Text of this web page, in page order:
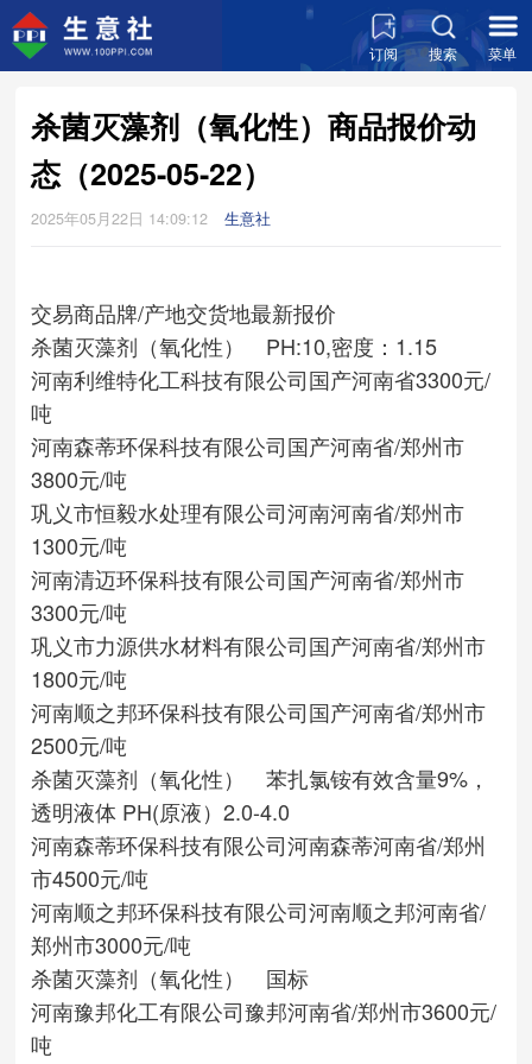
订阅 搜索 菜单
杀菌灭藻剂（氧化性）商品报价动
态（2025-05-22）
2025年05月22日 14:09:12 生意社
交易商品牌/产地交货地最新报价
杀菌灭藻剂（氧化性） PH:10,密度：1.15
河南利维特化工科技有限公司国产河南省3300元/
吨
河南森蒂环保科技有限公司国产河南省/郑州市
3800元/吨
巩义市恒毅水处理有限公司河南河南省/郑州市
1300元/吨
河南清迈环保科技有限公司国产河南省/郑州市
3300元/吨
巩义市力源供水材料有限公司国产河南省/郑州市
1800元/吨
河南顺之邦环保科技有限公司国产河南省/郑州市
2500元/吨
杀菌灭藻剂（氧化性） 苯扎氯铵有效含量9%，
透明液体 PH(原液）2.0-4.0
河南森蒂环保科技有限公司河南森蒂河南省/郑州
市4500元/吨
河南顺之邦环保科技有限公司河南顺之邦河南省/
郑州市3000元/吨
杀菌灭藻剂（氧化性） 国标
河南豫邦化工有限公司豫邦河南省/郑州市3600元/
吨